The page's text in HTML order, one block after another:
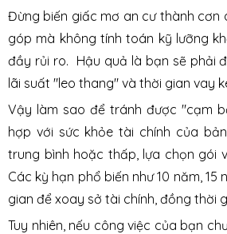
Đừng biến giấc mơ an cư thành cơn
góp mà không tính toán kỹ lưỡng
đầy rủi ro. Hậu quả là bạn sẽ phải
lãi suất "leo thang" và thời gian vay
Vậy làm sao để tránh được "cạm
hợp với sức khỏe tài chính của
trung bình hoặc thấp, lựa chọn gói
Các kỳ hạn phổ biến như 10 năm,
gian để xoay sở tài chính, đồng thời
Tuy nhiên, nếu công việc của bạn